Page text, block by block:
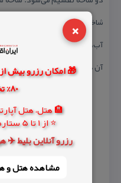
×
80% تخفیف واقعی
🏨 هتل، هتل
⭐ از 1 تا 5 ستاره | فولبرد | نزدیک حرم
رزرو آنلاین بلیط ✈️
مشاهده هتل و
شاخة سمت راست حفره و مخزن
آن در انتهای آب محو می‌شود.